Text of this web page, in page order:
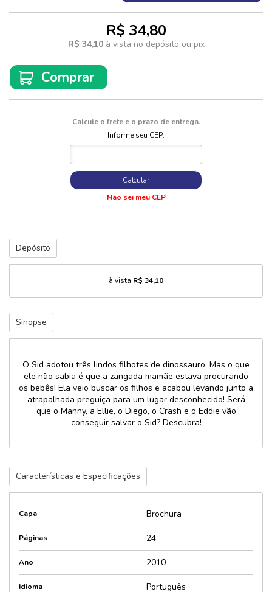
R$ 34,80
R$ 34,10à vista no depósito ou pix
Comprar
Calcule o frete e o prazo de entrega.
Informe seu CEP:
Calcular
Não sei meu CEP
Depósito
à vista R$ 34,10
Sinopse
O Sid adotou três lindos filhotes de dinossauro. Mas o que
ele não sabia é que a zangada mamãe estava procurando
os bebês! Ela veio buscar os filhos e acabou levando junto a
atrapalhada preguiça para um lugar desconhecido! Será
que o Manny, a Ellie, o Diego, o Crash e o Eddie vão
conseguir salvar o Sid? Descubra!
Características e Especificações
Capa Brochura
Páginas 24
Ano 2010
Idioma Português